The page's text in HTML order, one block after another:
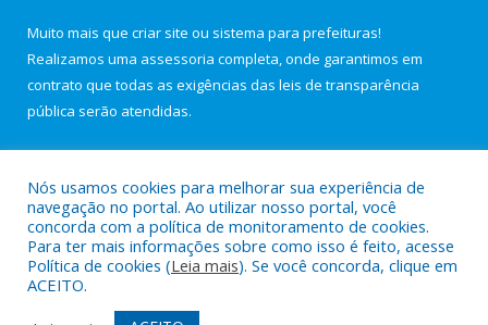
Muito mais que criar site ou sistema para prefeituras!
Realizamos uma assessoria completa, onde garantimos em
contrato que todas as exigências das leis de transparência
pública serão atendidas.
Todos os direitos reservados a Câmara Municipal de Maracanã.
Nós usamos cookies para melhorar sua experiência de
navegação no portal. Ao utilizar nosso portal, você
concorda com a política de monitoramento de cookies.
Para ter mais informações sobre como isso é feito, acesse
Política de cookies (Leia mais). Se você concorda, clique em
ACEITO.